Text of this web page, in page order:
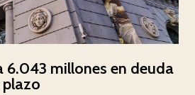
6.043 millones en deuda